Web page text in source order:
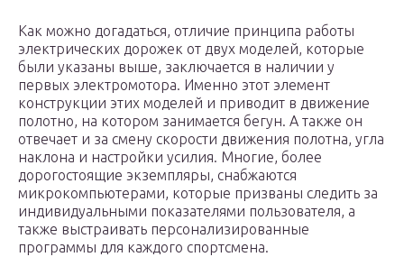
Как можно догадаться, отличие принципа работы
электрических дорожек от двух моделей, которые
были указаны выше, заключается в наличии у
первых электромотора. Именно этот элемент
конструкции этих моделей и приводит в движение
полотно, на котором занимается бегун. А также он
отвечает и за смену скорости движения полотна, угла
наклона и настройки усилия. Многие, более
дорогостоящие экземпляры, снабжаются
микрокомпьютерами, которые призваны следить за
индивидуальными показателями пользователя, а
также выстраивать персонализированные
программы для каждого спортсмена.